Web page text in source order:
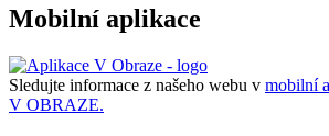
Mobilní aplikace
Sledujte informace z našeho webu v mobilní
V OBRAZE.